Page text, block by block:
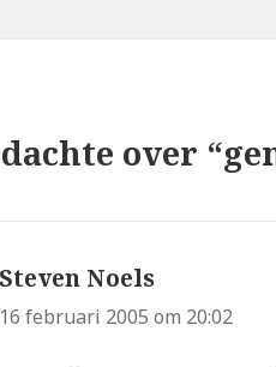
over
Steven Noels
16 februari 2005 om 20:02